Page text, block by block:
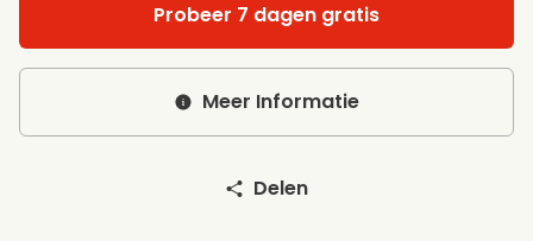
Probeer 7 dagen gratis
Meer Informatie
Delen